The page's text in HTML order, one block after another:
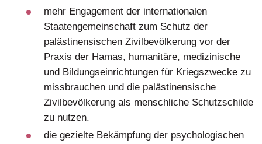
mehr Engagement der internationalen
Staatengemeinschaft zum Schutz der
palästinensischen Zivilbevölkerung vor der
Praxis der Hamas, humanitäre, medizinische
und Bildungseinrichtungen für Kriegszwecke zu
missbrauchen und die palästinensische
Zivilbevölkerung als menschliche Schutzschilde
zu nutzen.
die gezielte Bekämpfung der psychologischen